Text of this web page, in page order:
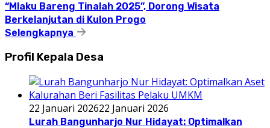
“Mlaku Bareng Tinalah 2025”, Dorong Wisata
Berkelanjutan di Kulon Progo
Selengkapnya
Profil Kepala Desa
22 Januari 202622 Januari 2026
Lurah Bangunharjo Nur Hidayat: Optimalkan